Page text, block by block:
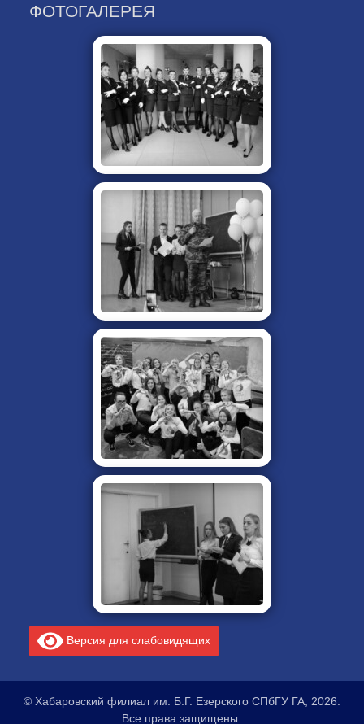
ФОТОГАЛЕРЕЯ
Версия для слабовидящих
© Хабаровский филиал им. Б.Г. Езерского СПбГУ ГА, 2026.
Все права защищены.